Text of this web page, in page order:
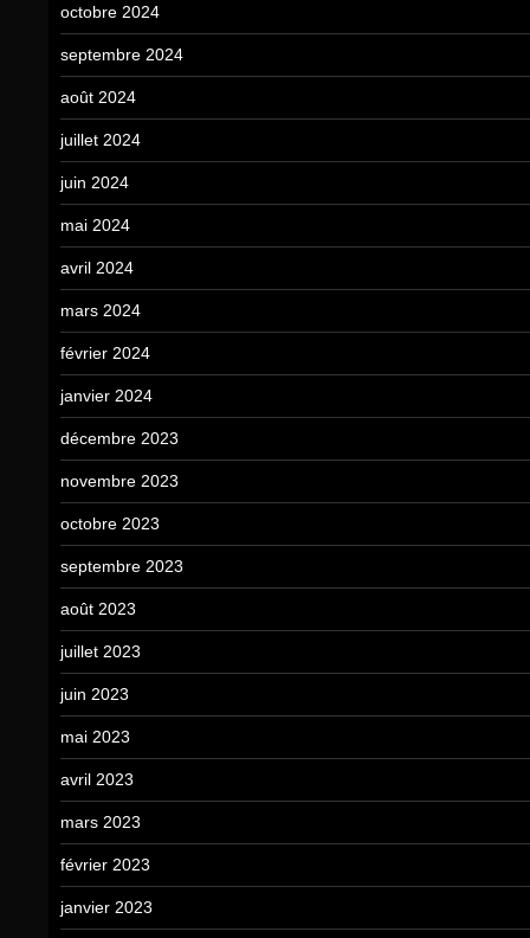
octobre 2024
septembre 2024
août 2024
juillet 2024
juin 2024
mai 2024
avril 2024
mars 2024
février 2024
janvier 2024
décembre 2023
novembre 2023
octobre 2023
septembre 2023
août 2023
juillet 2023
juin 2023
mai 2023
avril 2023
mars 2023
février 2023
janvier 2023